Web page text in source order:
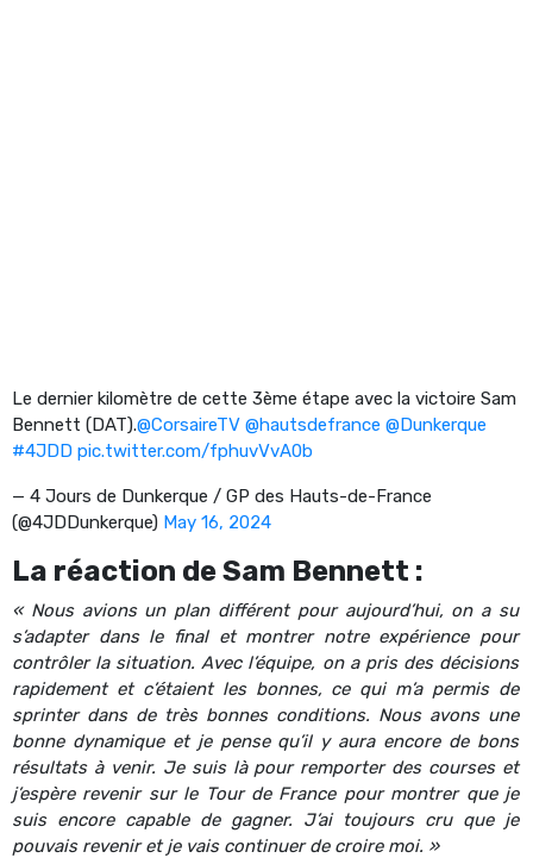
Le dernier kilomètre de cette 3ème étape avec la victoire Sam
Bennett (DAT).@CorsaireTV @hautsdefrance @Dunkerque
#4JDD pic.twitter.com/fphuvVvA0b
— 4 Jours de Dunkerque / GP des Hauts-de-France
(@4JDDunkerque) May 16, 2024
La réaction de Sam Bennett :
« Nous avions un plan différent pour aujourd’hui, on a su
s’adapter dans le final et montrer notre expérience pour
contrôler la situation. Avec l’équipe, on a pris des décisions
rapidement et c’étaient les bonnes, ce qui m’a permis de
sprinter dans de très bonnes conditions. Nous avons une
bonne dynamique et je pense qu’il y aura encore de bons
résultats à venir. Je suis là pour remporter des courses et
j’espère revenir sur le Tour de France pour montrer que je
suis encore capable de gagner. J’ai toujours cru que je
pouvais revenir et je vais continuer de croire moi. »